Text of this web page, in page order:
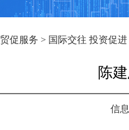
贸促服务 > 国际交往 投资促进
陈
信